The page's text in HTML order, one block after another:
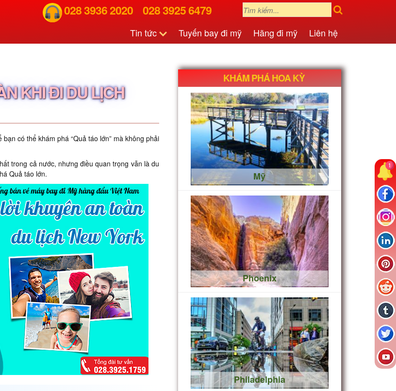
028 3936 2020 028 3925 6479
Tin tức Tuyến bay đi mỹ Hãng đi mỹ Liên hệ
KHI ĐI DU LỊCH
bạn có thể khám phá “Quả táo lớn” mà không phải
trong cả nước, nhưng điều quan trọng vẫn là du
Quả táo lớn.
KHÁM PHÁ HOA KỲ
Mỹ
Phoenix
Philadelphia